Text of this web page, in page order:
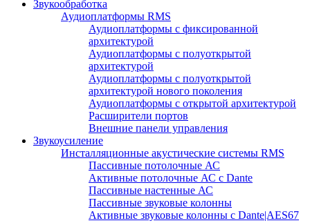
Звукообработка
Аудиоплатформы RMS
Аудиоплатформы с фиксированной
архитектурой
Аудиоплатформы с полуоткрытой
архитектурой
Аудиоплатформы с полуоткрытой
архитектурой нового поколения
Аудиоплатформы с открытой архитектурой
Расширители портов
Внешние панели управления
Звукоусиление
Инсталляционные акустические системы RMS
Пассивные потолочные АС
Активные потолочные АС с Dante
Пассивные настенные АС
Пассивные звуковые колонны
Активные звуковые колонны с Dante|AES67